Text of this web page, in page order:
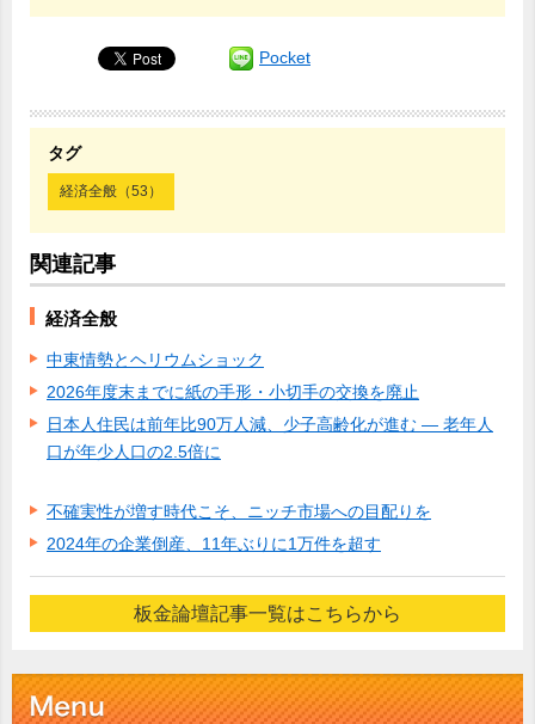
Pocket
タグ
経済全般（53）
関連記事
経済全般
中東情勢とヘリウムショック
2026年度末までに紙の手形・小切手の交換を廃止
日本人住民は前年比90万人減、少子高齢化が進む ― 老年人
口が年少人口の2.5倍に
不確実性が増す時代こそ、ニッチ市場への目配りを
2024年の企業倒産、11年ぶりに1万件を超す
板金論壇記事一覧はこちらから